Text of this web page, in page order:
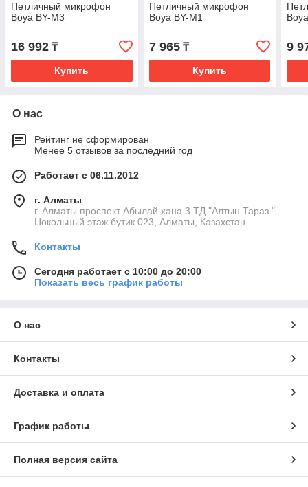
Петличный микрофон
Boya BY-M3
16 992 ₸
Купить
Петличный микрофон
Boya BY-M1
7 965₸
Купить
9
О нас
Рейтинг не сформирован
Менее 5 отзывов за последний год
Работает с 06.11.2012
г. Алматы
г. Алматы проспект Абылай хана 3 ТД "Алтын Тараз "
Цокольный этаж бутик 023, Алматы, Казахстан
Контакты
Сегодня работает с 10:00 до 20:00
Показать весь график работы
О нас
Контакты
Доставка и оплата
График работы
Полная версия сайта